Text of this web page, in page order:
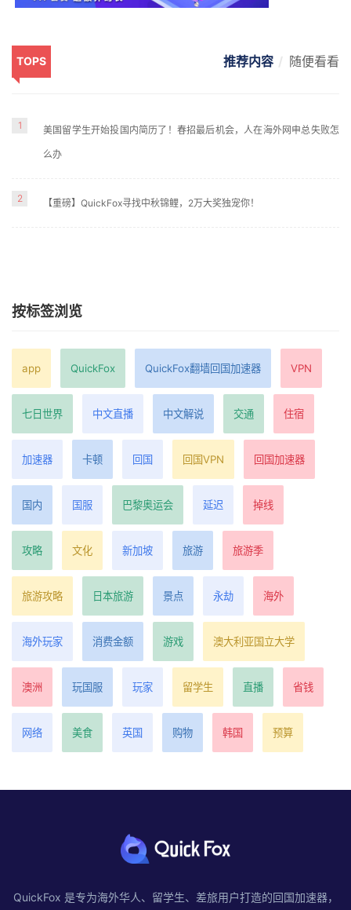
TOPS 推荐内容 随便看看
1 美国留学生开始投国内简历了！春招最后机会，人在海外网申总失败怎
么办
2 【重磅】QuickFox寻找中秋锦鲤，2万大奖独宠你！
按标签浏览
app QuickFox QuickFox翻墙回国加速器 VPN
七日世界 中文直播 中文解说 交通 住宿
加速器 卡顿 回国 回国VPN 回国加速器
国内 国服 巴黎奥运会 延迟 掉线
攻略 文化 新加坡 旅游 旅游季
旅游攻略 日本旅游 景点 永劫 海外
海外玩家 消费金额 游戏 澳大利亚国立大学
澳洲 玩国服 玩家 留学生 直播 省钱
网络 美食 英国 购物 韩国 预算
QuickFox 是专为海外华人、留学生、差旅用户打造的回国加速器，